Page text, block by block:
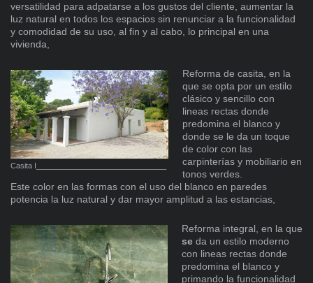
versatilidad para adpatarse a los gustos del cliente, aumentar la
luz natural en todos los espacios sin renunciar a la funcionalidad
y comodidad de su uso, al fin y al cabo, lo principal en una
vivienda,
Casita I_______________________________
Reforma de casita, en la
que se opta por un estilo
clásico y sencillo con
lineas rectas donde
predomina el blanco y
donde se le da un toque
de color con las
carpinterías y mobiliario en
tonos verdes.
Este color en las formas con el uso del blanco en paredes
potencia la luz natural y dar mayor amplitud a las estancias,
Reforma integral, en la que
se da un estilo moderno
con lineas rectas donde
predomina el blanco y
primando la funcionalidad